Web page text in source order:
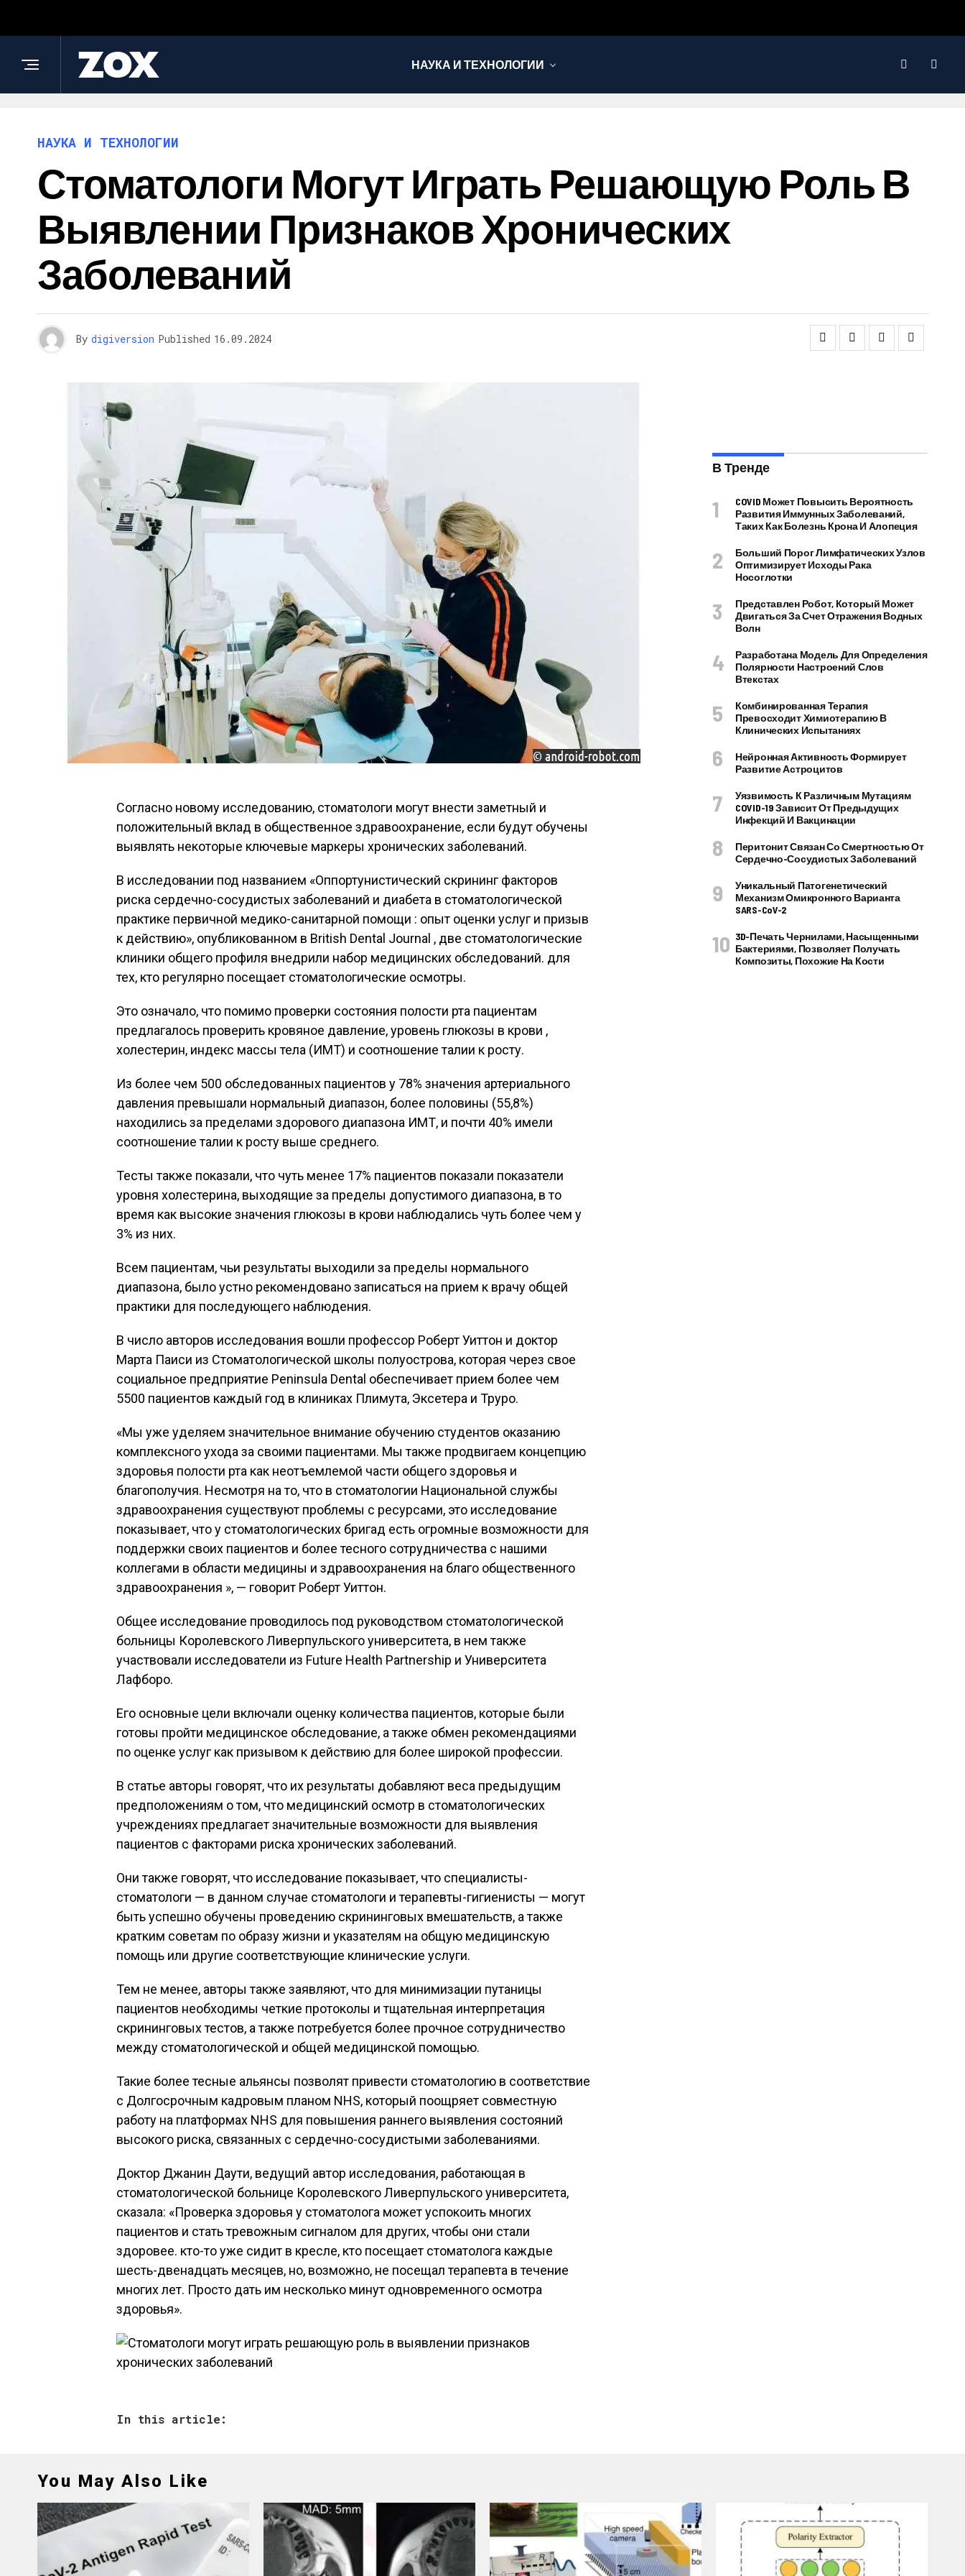
НАУКА И ТЕХНОЛОГИИ
НАУКА И ТЕХНОЛОГИИ
Стоматологи Могут Играть Решающую Роль В
Выявлении Признаков Хронических
Заболеваний
By digiversion Published 16.09.2024
Согласно новому исследованию, стоматологи могут внести заметный и
положительный вклад в общественное здравоохранение, если будут обучены
выявлять некоторые ключевые маркеры хронических заболеваний.
В исследовании под названием «Оппортунистический скрининг факторов
риска сердечно-сосудистых заболеваний и диабета в стоматологической
практике первичной медико-санитарной помощи : опыт оценки услуг и призыв
к действию», опубликованном в British Dental Journal , две стоматологические
клиники общего профиля внедрили набор медицинских обследований. для
тех, кто регулярно посещает стоматологические осмотры.
Это означало, что помимо проверки состояния полости рта пациентам
предлагалось проверить кровяное давление, уровень глюкозы в крови ,
холестерин, индекс массы тела (ИМТ) и соотношение талии к росту.
Из более чем 500 обследованных пациентов у 78% значения артериального
давления превышали нормальный диапазон, более половины (55,8%)
находились за пределами здорового диапазона ИМТ, и почти 40% имели
соотношение талии к росту выше среднего.
Тесты также показали, что чуть менее 17% пациентов показали показатели
уровня холестерина, выходящие за пределы допустимого диапазона, в то
время как высокие значения глюкозы в крови наблюдались чуть более чем у
3% из них.
Всем пациентам, чьи результаты выходили за пределы нормального
диапазона, было устно рекомендовано записаться на прием к врачу общей
практики для последующего наблюдения.
В число авторов исследования вошли профессор Роберт Уиттон и доктор
Марта Паиси из Стоматологической школы полуострова, которая через свое
социальное предприятие Peninsula Dental обеспечивает прием более чем
5500 пациентов каждый год в клиниках Плимута, Эксетера и Труро.
«Мы уже уделяем значительное внимание обучению студентов оказанию
комплексного ухода за своими пациентами. Мы также продвигаем концепцию
здоровья полости рта как неотъемлемой части общего здоровья и
благополучия. Несмотря на то, что в стоматологии Национальной службы
здравоохранения существуют проблемы с ресурсами, это исследование
показывает, что у стоматологических бригад есть огромные возможности для
поддержки своих пациентов и более тесного сотрудничества с нашими
коллегами в области медицины и здравоохранения на благо общественного
здравоохранения », — говорит Роберт Уиттон.
Общее исследование проводилось под руководством стоматологической
больницы Королевского Ливерпульского университета, в нем также
участвовали исследователи из Future Health Partnership и Университета
Лафборо.
Его основные цели включали оценку количества пациентов, которые были
готовы пройти медицинское обследование, а также обмен рекомендациями
по оценке услуг как призывом к действию для более широкой профессии.
В статье авторы говорят, что их результаты добавляют веса предыдущим
предположениям о том, что медицинский осмотр в стоматологических
учреждениях предлагает значительные возможности для выявления
пациентов с факторами риска хронических заболеваний.
Они также говорят, что исследование показывает, что специалисты-
стоматологи — в данном случае стоматологи и терапевты-гигиенисты — могут
быть успешно обучены проведению скрининговых вмешательств, а также
кратким советам по образу жизни и указателям на общую медицинскую
помощь или другие соответствующие клинические услуги.
Тем не менее, авторы также заявляют, что для минимизации путаницы
пациентов необходимы четкие протоколы и тщательная интерпретация
скрининговых тестов, а также потребуется более прочное сотрудничество
между стоматологической и общей медицинской помощью.
Такие более тесные альянсы позволят привести стоматологию в соответствие
с Долгосрочным кадровым планом NHS, который поощряет совместную
работу на платформах NHS для повышения раннего выявления состояний
высокого риска, связанных с сердечно-сосудистыми заболеваниями.
Доктор Джанин Даути, ведущий автор исследования, работающая в
стоматологической больнице Королевского Ливерпульского университета,
сказала: «Проверка здоровья у стоматолога может успокоить многих
пациентов и стать тревожным сигналом для других, чтобы они стали
здоровее. кто-то уже сидит в кресле, кто посещает стоматолога каждые
шесть-двенадцать месяцев, но, возможно, не посещал терапевта в течение
многих лет. Просто дать им несколько минут одновременного осмотра
здоровья».
In this article:
В Тренде
COVID Может Повысить Вероятность
Развития Иммунных Заболеваний,
Таких Как Болезнь Крона И Алопеция
Больший Порог Лимфатических Узлов
Оптимизирует Исходы Рака
Носоглотки
Представлен Робот, Который Может
Двигаться За Счет Отражения Водных
Волн
Разработана Модель Для Определения
Полярности Настроений Слов
Втекстах
Комбинированная Терапия
Превосходит Химиотерапию В
Клинических Испытаниях
Нейронная Активность Формирует
Развитие Астроцитов
Уязвимость К Различным Мутациям
COVID-19 Зависит От Предыдущих
Инфекций И Вакцинации
Перитонит Связан Со Смертностью От
Сердечно-Сосудистых Заболеваний
Уникальный Патогенетический
Механизм Омикронного Варианта
SARS-CoV-2
3D-Печать Чернилами, Насыщенными
Бактериями, Позволяет Получать
Композиты, Похожие На Кости
You May Also Like